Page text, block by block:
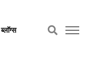
ब्लॉग्स